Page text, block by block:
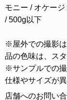
モニー / オケー
/ 500g以下
※屋外での撮影
品の色味は、ス
※サンプルでの
仕様やサイズが
店舗へのお問い